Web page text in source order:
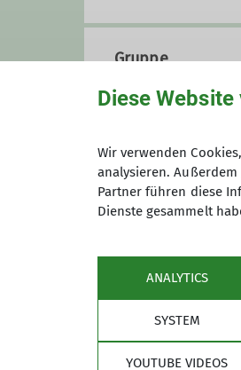
Gruppe
Klettern
Im
gesichert
an der
Diese
Wir verwenden
analysieren.
Partner führen diese
Dienste gesammelt
ANALYTICS
SYSTEM
YOUTUBE VIDEOS